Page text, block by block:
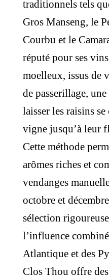
traditionnels tels
Gros Manseng, le
Courbu et le
réputé pour ses
moelleux, issus de
de passerillage,
laisser les raisins
vigne jusqu’à leur
Cette méthode
arômes riches et
vendanges
octobre et
sélection
l’influence
Atlantique et des
Clos Thou offre